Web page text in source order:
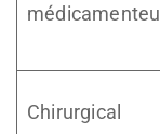
Chirurgical